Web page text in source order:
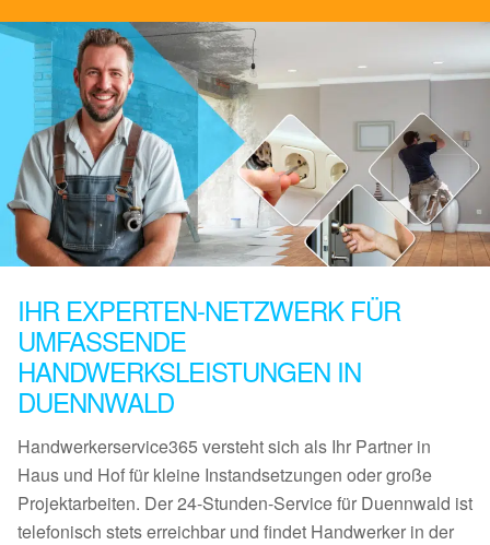
IHR EXPERTEN-NETZWERK FÜR
UMFASSENDE
HANDWERKSLEISTUNGEN IN
DUENNWALD
Handwerkerservice365 versteht sich als Ihr Partner in
Haus und Hof für kleine Instandsetzungen oder große
Projektarbeiten. Der 24-Stunden-Service für Duennwald ist
telefonisch stets erreichbar und findet Handwerker in der